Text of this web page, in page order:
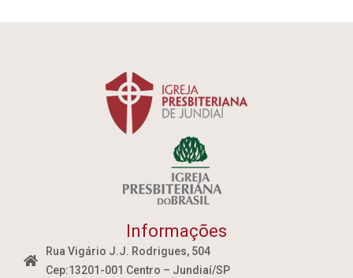
Informações
Rua Vigário J.J. Rodrigues, 504
Cep:13201-001 Centro – Jundiaí/SP